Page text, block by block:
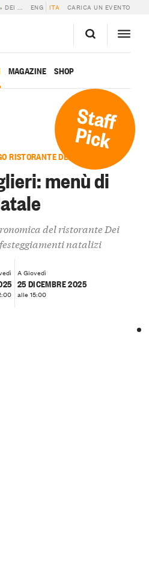
» DEI BERSAGLIERI: MENÙ DI NATALE ENG ITA CARICA UN EVENTO
MAGAZINE SHOP
Staff
Pick
RISTORANTE DEI BERSAGLIERI
menù di
del ristorante Dei
natalizi
A Giovedì
25 DICEMBRE 2025
alle 15:00